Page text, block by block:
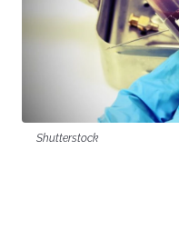
Shutterstock